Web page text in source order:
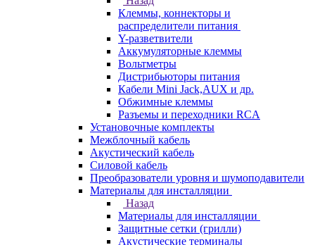
Клеммы, коннекторы и
распределители питания
Y-разветвители
Аккумуляторные клеммы
Вольтметры
Дистрибьюторы питания
Кабели Mini Jack,AUX и др.
Обжимные клеммы
Разъемы и переходники RCA
Установочные комплекты
Межблочный кабель
Акустический кабель
Силовой кабель
Преобразователи уровня и шумоподавители
Материалы для инсталляции
Назад
Материалы для инсталляции
Защитные сетки (грилли)
Акустические терминалы